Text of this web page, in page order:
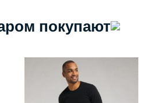
покупают